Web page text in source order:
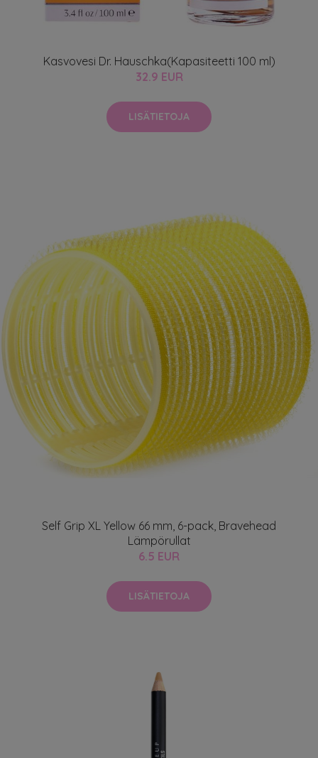
Kasvovesi Dr. Hauschka(Kapasiteetti 100 ml)
32.9 EUR
LISÄTIETOJA
Self Grip XL Yellow 66 mm, 6-pack, Bravehead
Lämpörullat
6.5 EUR
LISÄTIETOJA